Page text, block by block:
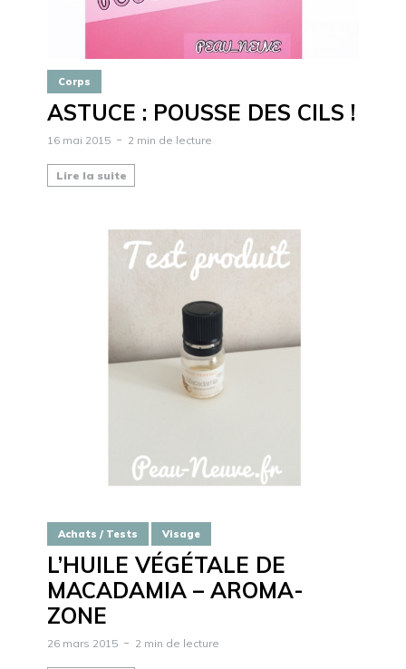
Corps
ASTUCE : POUSSE DES CILS !
16 mai 2015 2 min de lecture
Lire la suite
Achats / Tests Visage
L’HUILE VÉGÉTALE DE
MACADAMIA – AROMA-
ZONE
26 mars 2015 2 min de lecture